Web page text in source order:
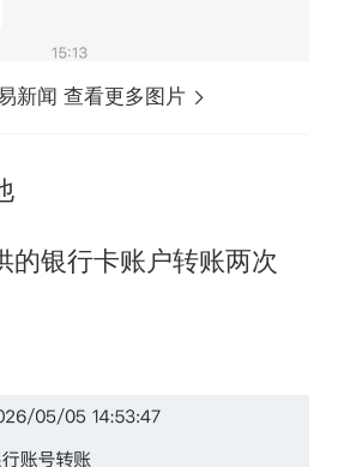
新闻 查看更多图片
的银行卡账户转账两次